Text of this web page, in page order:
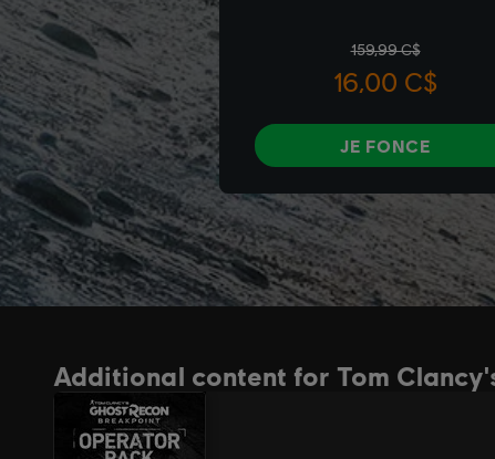
Additional content for Tom